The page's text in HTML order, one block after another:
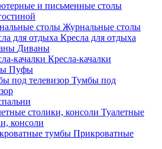
и письменные столы
Журнальные столы
Кресла для отдыха
Диваны
Кресла-качалки
Пуфы
Тумбы под
Туалетные
консоли
Прикроватные